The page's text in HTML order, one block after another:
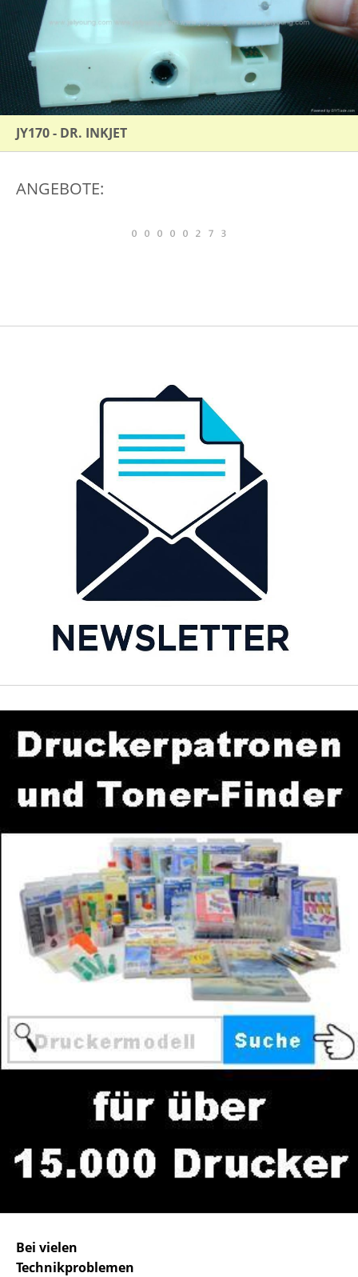
JY170 - DR. INKJET
ANGEBOTE:
Bei vielen
Technikproblemen